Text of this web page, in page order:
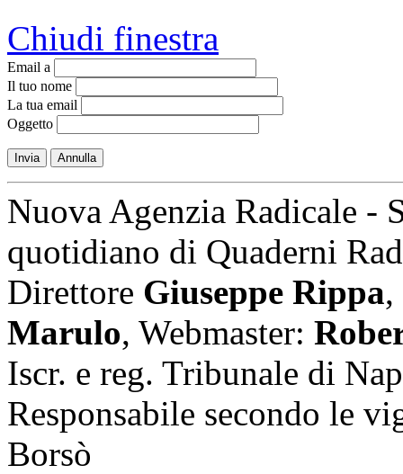
Chiudi finestra
Email a
Il tuo nome
La tua email
Oggetto
Invia Annulla
Nuova Agenzia Radicale -
quotidiano di Quaderni
Direttore Giuseppe Rippa,
Marulo, Webmaster:
Iscr. e reg. Tribunale di
Responsabile secondo le
Borsò